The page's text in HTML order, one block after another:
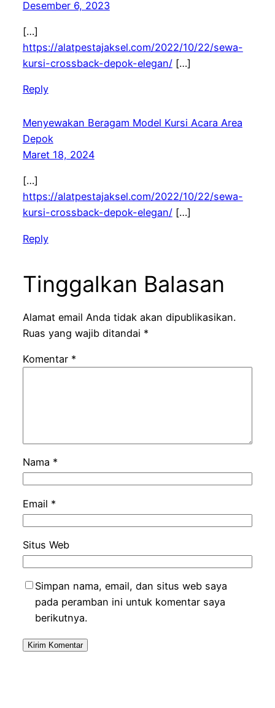
Desember 6, 2023
[…]
https://alatpestajaksel.com/2022/10/22/sewa-
kursi-crossback-depok-elegan/[…]
Reply
Menyewakan Beragam Model Kursi Acara Area
Depok
Maret 18, 2024
[…]
https://alatpestajaksel.com/2022/10/22/sewa-
kursi-crossback-depok-elegan/[…]
Reply
Tinggalkan Balasan
Alamat email Anda tidak akan dipublikasikan.
Ruas yang wajib ditandai *
Komentar *
Nama *
Email *
Situs Web
Simpan nama, email, dan situs web saya
pada peramban ini untuk komentar saya
berikutnya.